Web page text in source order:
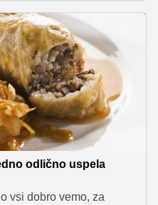
življenja, pri tem pa si
smernicami.
odlično uspela
vsi dobro vemo, za